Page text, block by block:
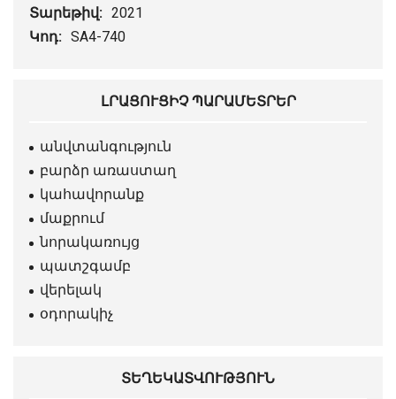
Տարեթիվ: 2021
Կոդ: SA4-740
ԼՐԱՑՈՒՑԻՉ ՊԱՐԱՄԵՏՐԵՐ
անվտանգություն
բարձր առաստաղ
կահավորանք
մաքրում
նորակառույց
պատշգամբ
վերելակ
օդորակիչ
ՏԵՂԵԿԱՏՎՈՒԹՅՈՒՆ